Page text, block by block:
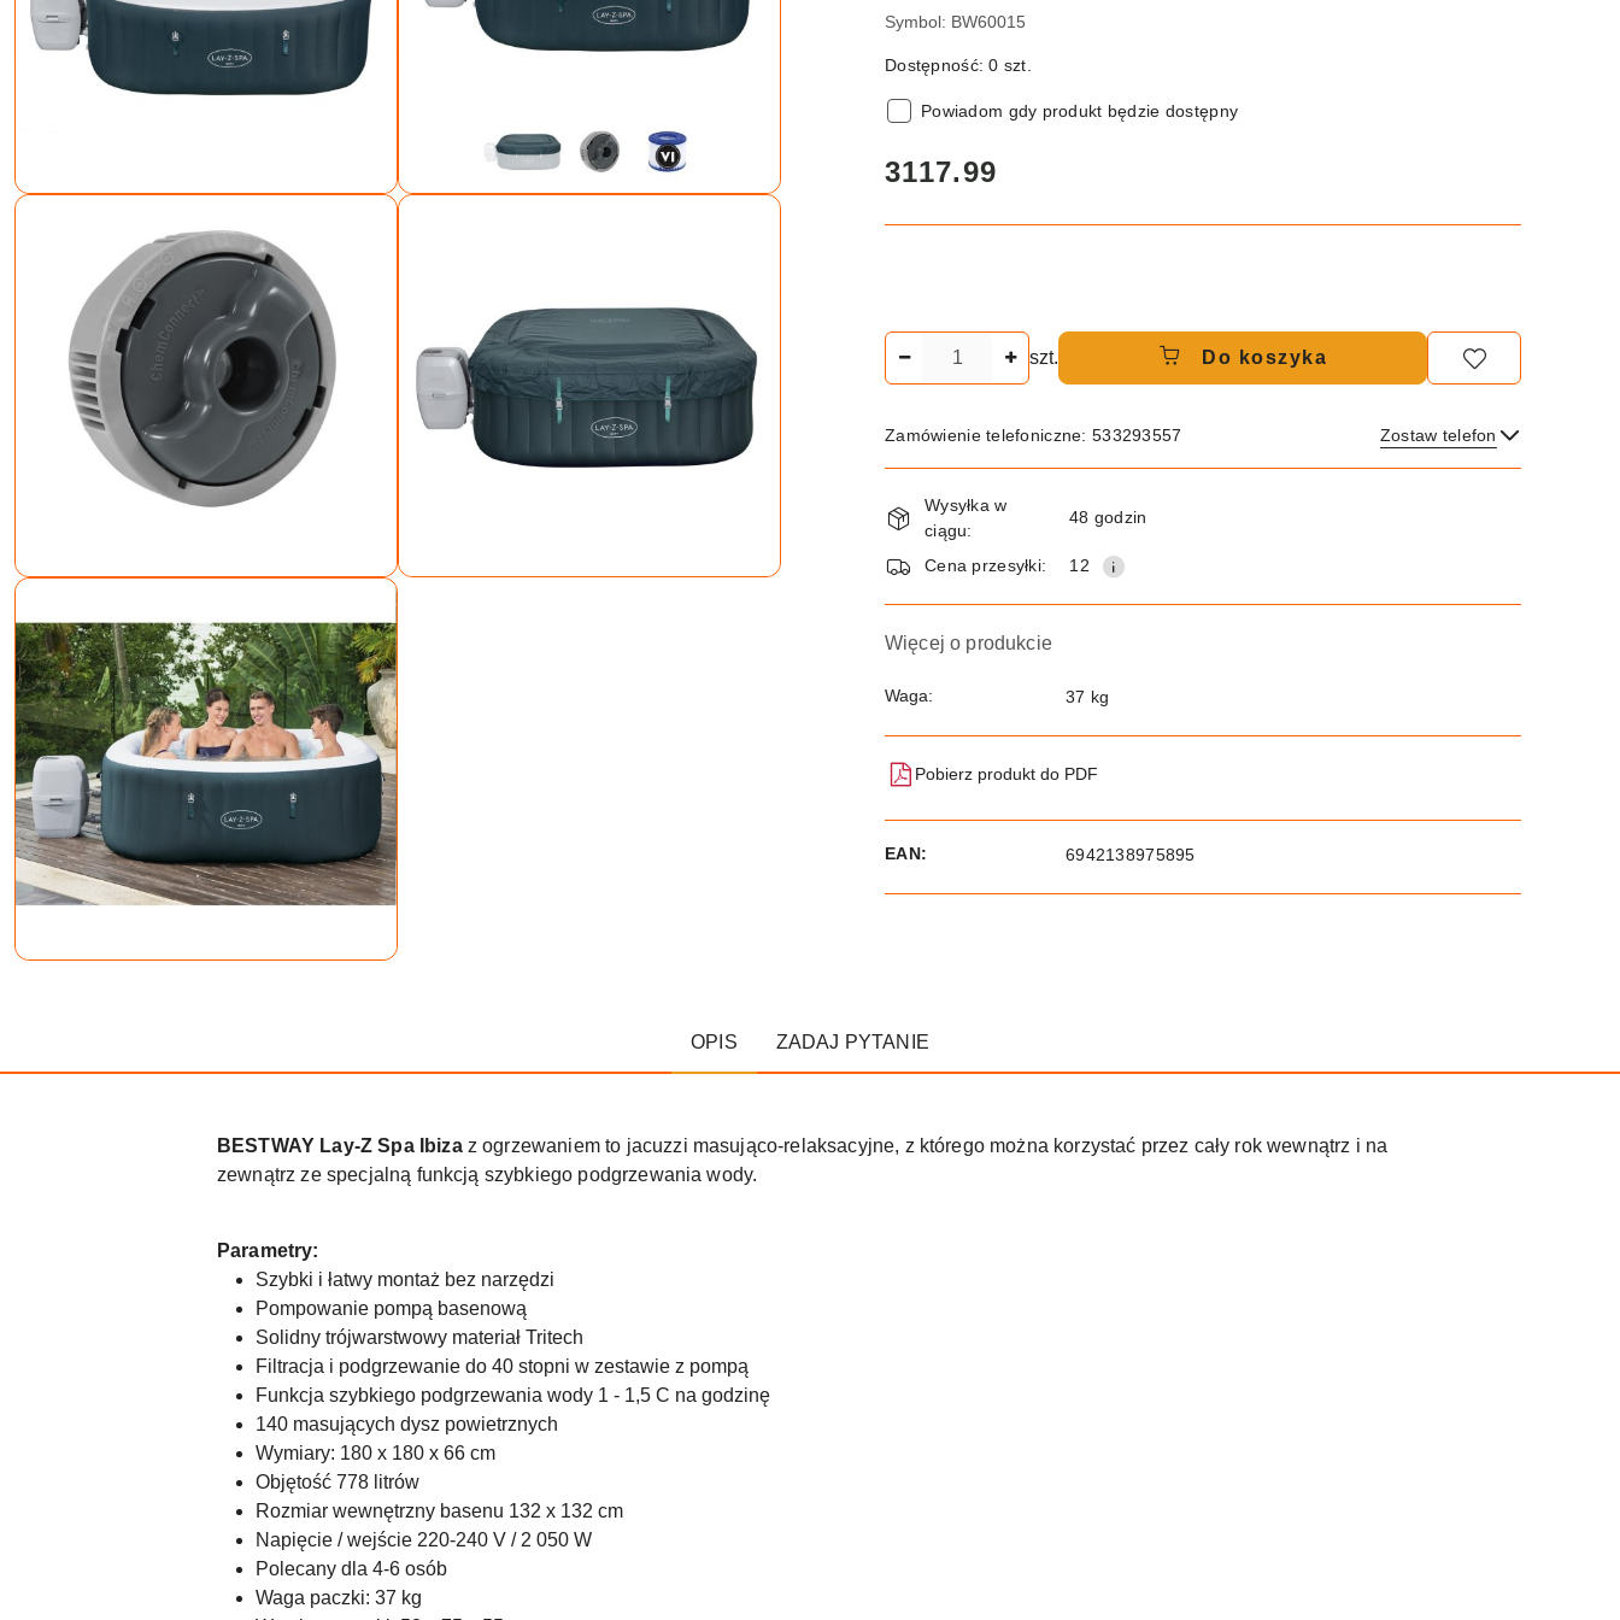
Symbol: BW60015
Dostępność:0 szt.
Powiadom gdy produkt będzie dostępny
cena:
3117.99
szt. Do koszyka
Zamówienie telefoniczne: 533293557 Zostaw telefon
Wyślij
Dostępność
i
dostawa
Wysyłka w
ciągu:
48 godzin
Cena przesyłki: 12
Więcej o produkcie
Waga: 37 kg
Pobierz produkt do PDF
EAN: 6942138975895
OPIS ZADAJ PYTANIE
BESTWAY Lay-Z Spa Ibiza z ogrzewaniem to jacuzzi masująco-relaksacyjne, z którego można korzystać przez cały rok wewnątrz i na
zewnątrz ze specjalną funkcją szybkiego podgrzewania wody.
Parametry:
Szybki i łatwy montaż bez narzędzi
Pompowanie pompą basenową
Solidny trójwarstwowy materiał Tritech
Filtracja i podgrzewanie do 40 stopni w zestawie z pompą
Funkcja szybkiego podgrzewania wody 1 - 1,5 C na godzinę
140 masujących dysz powietrznych
Wymiary: 180 x 180 x 66 cm
Objętość 778 litrów
Rozmiar wewnętrzny basenu 132 x 132 cm
Napięcie / wejście 220-240 V / 2 050 W
Polecany dla 4-6 osób
Waga paczki: 37 kg